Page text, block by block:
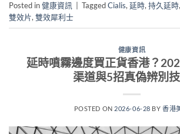
Posted in健康資訊 TaggedCialis, 延時, 持久延時,
雙效片, 雙效犀利士
健康資訊
延時噴霧邊度買正貨香港？
渠道與5招真偽辨別
POSTED ON 2026-06-28 BY香港